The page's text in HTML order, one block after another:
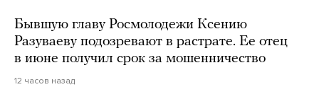
Бывшую главу Росмолодежи Ксению
Разуваеву подозревают в растрате. Ее отец
в июне получил срок за мошенничество
12 часов назад